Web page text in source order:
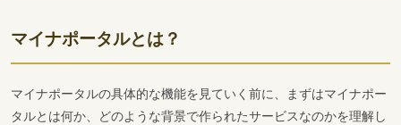
マイナポータルとは？
マイナポータルの具体的な機能を見ていく前に、まずはマイナポー
タルとは何か、どのような背景で作られたサービスなのかを理解し